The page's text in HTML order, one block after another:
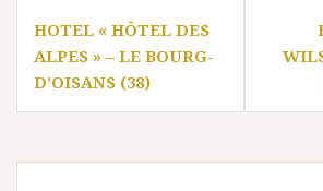
Navigation
de
l’article
HOTEL « HÔTEL DES
ALPES » – LE BOURG-
D’OISANS (38)